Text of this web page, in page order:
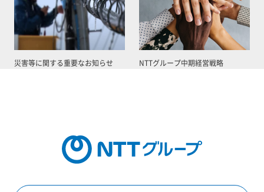
災害等に関する重要なお知らせ NTTグループ中期経営戦略